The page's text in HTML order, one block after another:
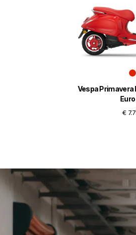
Vespa Primavera
€